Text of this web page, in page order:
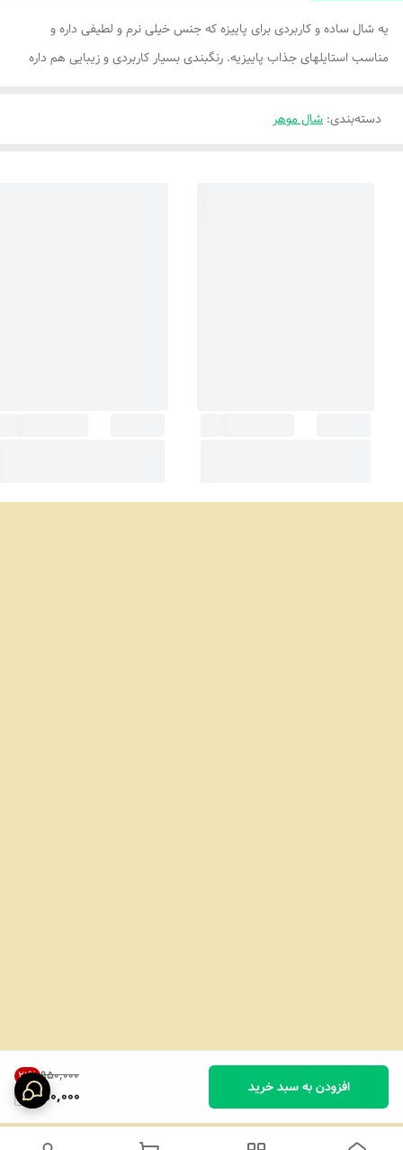
۹۵۰٬۰۰۰ 21%
750,000 افزودن به سبد خرید
یه شال ساده و کاربردی برای پاییزه که جنس خیلی نرم و لطیفی داره و
مناسب استایلهای جذاب پاییزیه. رنگبندی بسیار کاربردی و زیبایی هم داره
دسته‌بندی: شال موهر